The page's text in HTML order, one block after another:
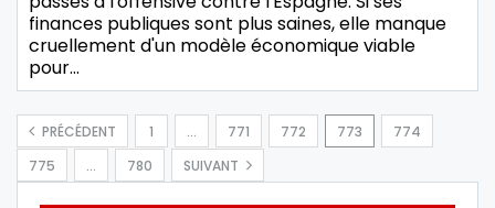
finances publiques sont plus saines, elle manque
cruellement d'un modèle économique viable
pour…
PRÉCÉDENT 1 … 771 772 773
774
775
… 780 SUIVANT